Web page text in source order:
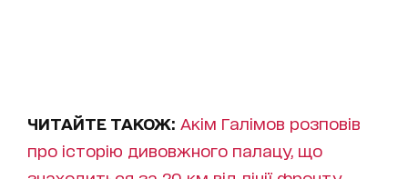
ЧИТАЙТЕ ТАКОЖ: Акім Галімов розповів
про історію дивовжного палацу, що